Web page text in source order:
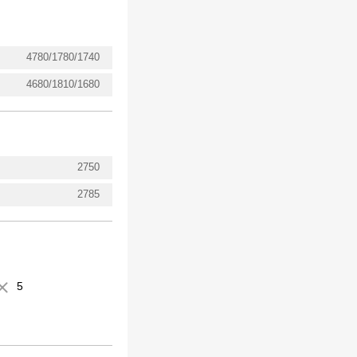
4780/1780/1740
4680/1810/1680
2750
2785
5